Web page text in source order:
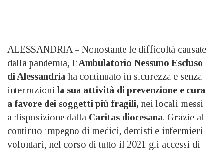
ALESSANDRIA – Nonostante le difficoltà causate
dalla pandemia, l’Ambulatorio Nessuno Escluso
di Alessandria ha continuato in sicurezza e senza
interruzioni la sua attività di prevenzione e cura
a favore dei soggetti più fragili, nei locali messi
a disposizione dalla Caritas diocesana. Grazie al
continuo impegno di medici, dentisti e infermieri
volontari, nel corso di tutto il 2021 gli accessi di